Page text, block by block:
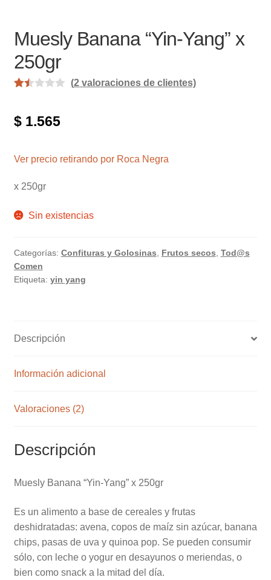
Muesly Banana “Yin-Yang” x
250gr
do
1.5
de
en
se
a
val
s
clie
(2 valoraciones de clientes)
$1.565
Ver precio retirando por Roca Negra
x 250gr
Sin existencias
Categorías: Confituras y Golosinas Frutos secos Tod@s
Comen
Etiqueta: yin yang
Descripción
Información adicional
Valoraciones (2)
Descripción
Muesly Banana “Yin-Yang” x 250gr
Es un alimento a base de cereales y frutas
deshidratadas: avena, copos de maíz sin azúcar, banana
chips, pasas de uva y quinoa pop. Se pueden consumir
sólo, con leche o yogur en desayunos o meriendas, o
bien como snack a la mitad del día.